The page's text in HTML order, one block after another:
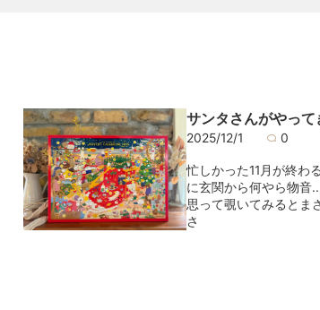
サンタさんがやって
2025/12/1 0
忙しかった11月が終わ
に玄関から何やら物音
思って覗いてみるとま
さ